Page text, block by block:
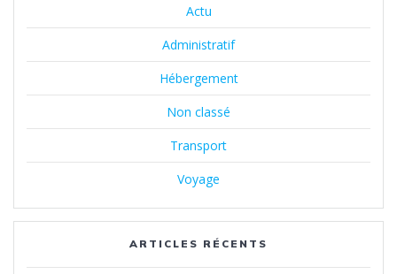
Actu
Administratif
Hébergement
Non classé
Transport
Voyage
ARTICLES RÉCENTS